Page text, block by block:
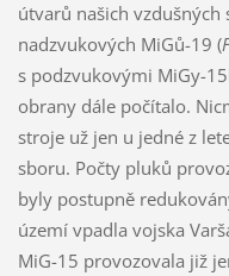
útvarů našich vzdušných
nadzvukových MiGů-19 (
s podzvukovými MiGy-
obrany dále počítalo.
stroje už jen u jedné z
sboru. Počty pluků
byly postupně
území vpadla vojska
MiG-15 provozovala již